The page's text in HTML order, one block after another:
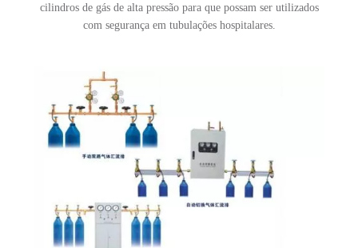
cilindros de gás de alta pressão para que possam ser utilizados
com segurança em tubulações hospitalares.